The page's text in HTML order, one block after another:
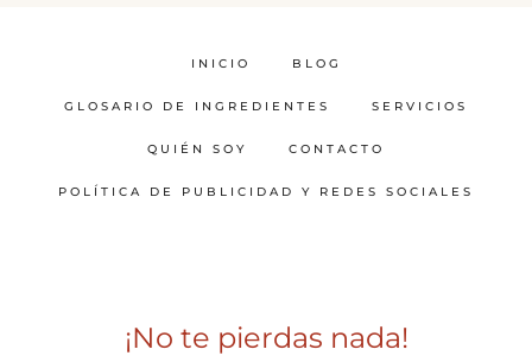
INICIO BLOG
GLOSARIO DE INGREDIENTES SERVICIOS
QUIÉN SOY CONTACTO
POLÍTICA DE PUBLICIDAD Y REDES SOCIALES
¡No te pierdas nada!